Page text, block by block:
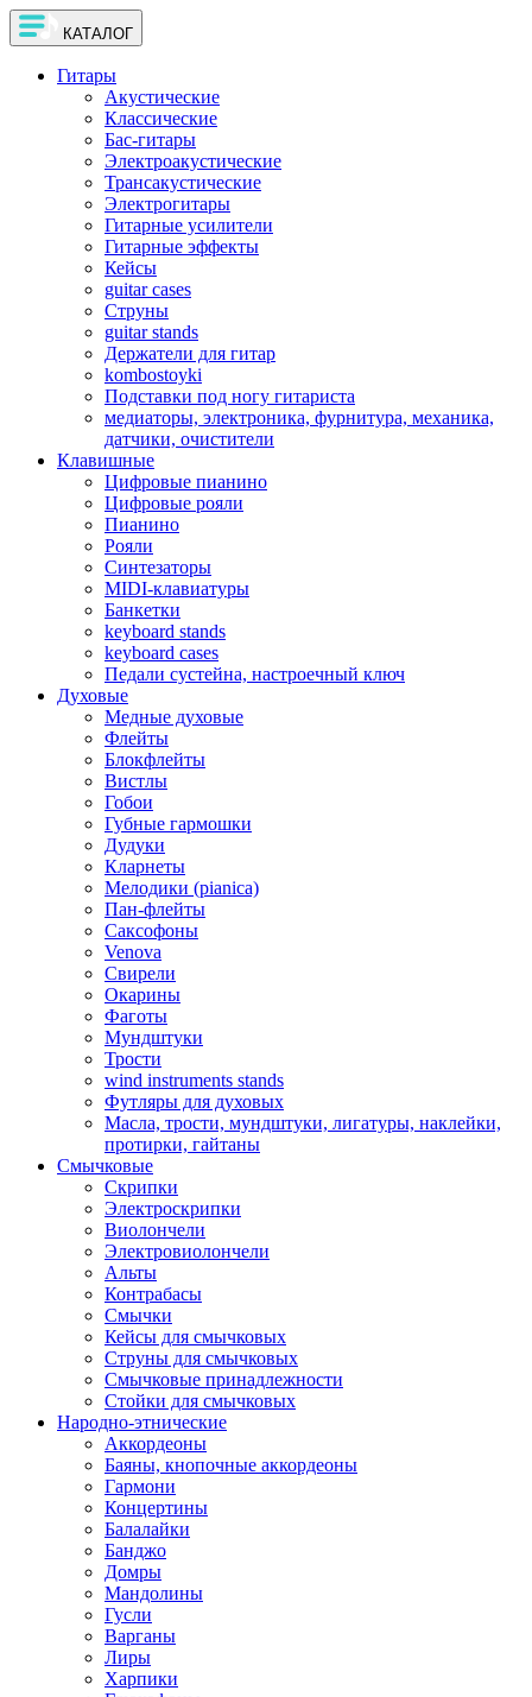
КАТАЛОГ
Гитары
Акустические
Классические
Бас-гитары
Электроакустические
Трансакустические
Электрогитары
Гитарные усилители
Гитарные эффекты
Кейсы
guitar cases
Струны
guitar stands
Держатели для гитар
kombostoyki
Подставки под ногу гитариста
медиаторы, электроника, фурнитура, механика,
датчики, очистители
Клавишные
Цифровые пианино
Цифровые рояли
Пианино
Рояли
Синтезаторы
MIDI-клавиатуры
Банкетки
keyboard stands
keyboard cases
Педали сустейна, настроечный ключ
Духовые
Медные духовые
Флейты
Блокфлейты
Вистлы
Гобои
Губные гармошки
Дудуки
Кларнеты
Мелодики (pianica)
Пан-флейты
Саксофоны
Venova
Свирели
Окарины
Фаготы
Мундштуки
Трости
wind instruments stands
Футляры для духовых
Масла, трости, мундштуки, лигатуры, наклейки,
протирки, гайтаны
Смычковые
Скрипки
Электроскрипки
Виолончели
Электровиолончели
Альты
Контрабасы
Смычки
Кейсы для смычковых
Струны для смычковых
Смычковые принадлежности
Стойки для смычковых
Народно-этнические
Аккордеоны
Баяны, кнопочные аккордеоны
Гармони
Концертины
Балалайки
Банджо
Домры
Мандолины
Гусли
Варганы
Лиры
Харпики